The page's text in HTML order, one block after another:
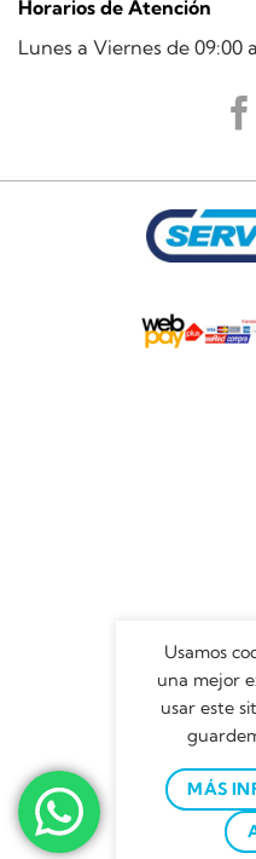
Horarios de Atención
Lunes a Viernes de 09:00
Usamos
una mejor
usar este
MÁS